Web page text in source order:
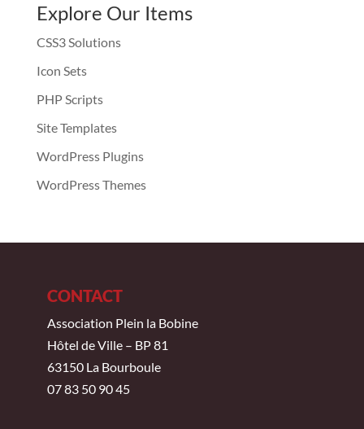
Explore Our Items
CSS3 Solutions
Icon Sets
PHP Scripts
Site Templates
WordPress Plugins
WordPress Themes
CONTACT
Association Plein la Bobine
Hôtel de Ville – BP 81
63150 La Bourboule
07 83 50 90 45